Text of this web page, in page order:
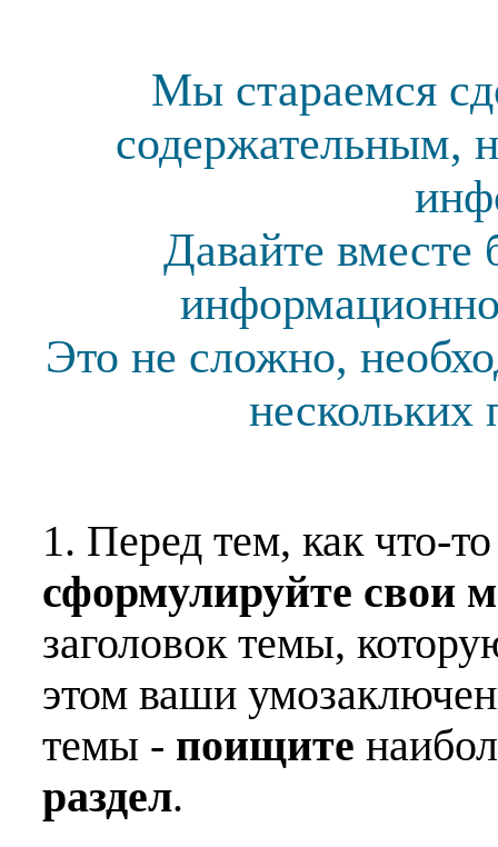
Мы стараемся
содержательным,
Давайте вместе
Это не сложно,
нескольких
1. Перед тем, как что-
сформулируйте свои
заголовок темы,
этом ваши
темы - поищите
раздел.